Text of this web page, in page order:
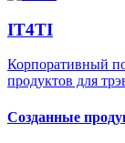
IT4TI
Корпоративный
продуктов для
Созданные